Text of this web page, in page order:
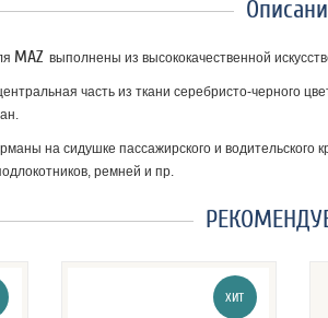
MAZ выполнены из высококачественной
часть из тканисеребристо-черного
на сидушке пассажирского и
ремней и пр.
ХИТ